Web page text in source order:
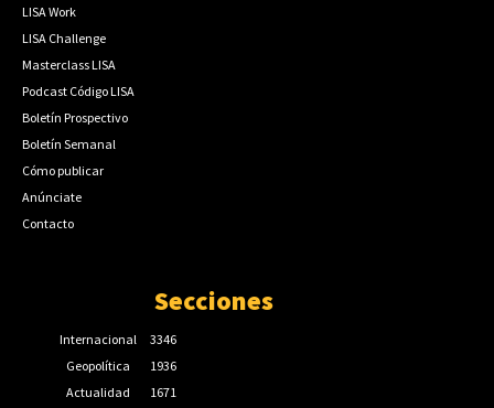
LISA Work
LISA Challenge
Masterclass LISA
Podcast Código LISA
Boletín Prospectivo
Boletín Semanal
Cómo publicar
Anúnciate
Contacto
Secciones
Internacional
3346
Geopolítica
1936
Actualidad
1671